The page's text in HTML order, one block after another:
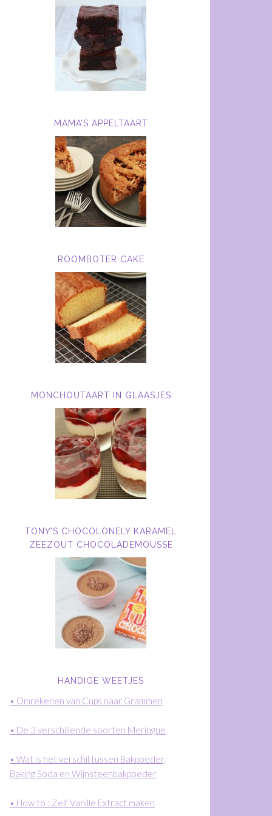
MAMA’S APPELTAART
ROOMBOTER CAKE
MONCHOUTAART IN GLAASJES
TONY’S CHOCOLONELY KARAMEL
ZEEZOUT CHOCOLADEMOUSSE
HANDIGE WEETJES
• Omrekenen van Cups naar Grammen
• De 3 verschillende soorten Meringue
• Wat is het verschil tussen Bakpoeder,
Baking Soda en Wijnsteenbakpoeder
• How to : Zelf Vanille Extract maken